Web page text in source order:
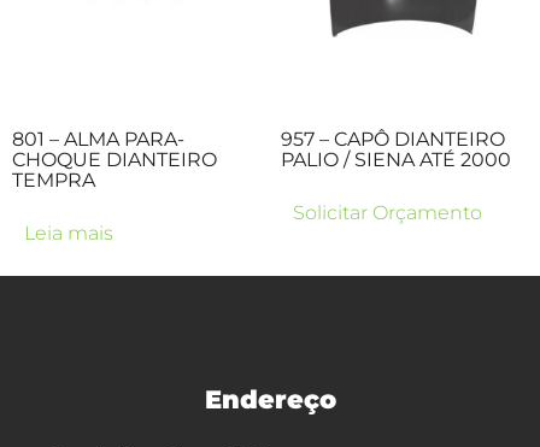
801 – ALMA PARA-
CHOQUE DIANTEIRO
TEMPRA
Leia mais
957 – CAPÔ DIANTEIRO
PALIO / SIENA ATÉ 2000
Solicitar Orçamento
Endereço